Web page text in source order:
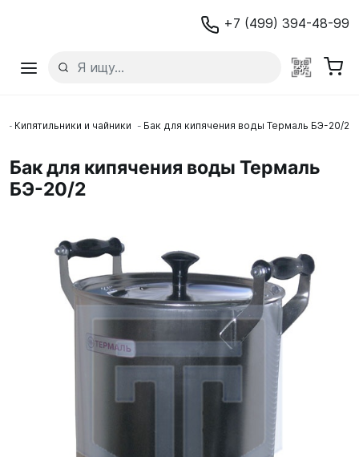
+7 (499) 394-48-99
Кипятильники и чайники Бак для кипячения воды Термаль БЭ-20/2
Бак для кипячения воды Термаль
БЭ-20/2